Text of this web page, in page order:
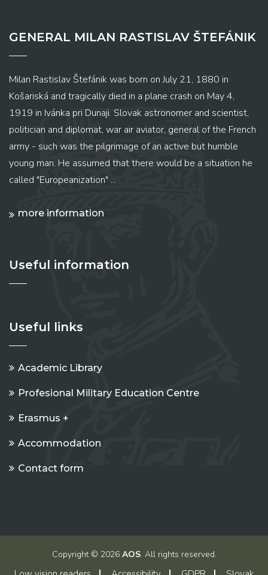
GENERAL MILAN RASTISLAV ŠTEFÁNIK
Milan Rastislav Štefánik was born on July 21, 1880 in
Košariská and tragically died in a plane crash on May 4,
1919 in Ivánka pri Dunaji. Slovak astronomer and scientist,
politician and diplomat, war air aviator, general of the French
army - such was the pilgrimage of an active but humble
young man. He assumed that there would be a situation he
called "Europeanization" ...
more information
Useful information
Useful links
Academic Library
Profesional Military Education Centre
Erasmus +
Accommodation
Contact form
Copyright © 2026 AOS. All rights reserved.